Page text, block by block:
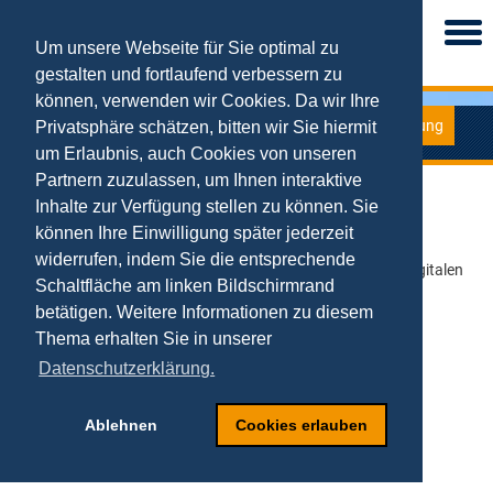
Um unsere Webseite für Sie optimal zu
gestalten und fortlaufend verbessern zu
können, verwenden wir Cookies. Da wir Ihre
Privatsphäre schätzen, bitten wir Sie hiermit
um Erlaubnis, auch Cookies von unseren
Partnern zuzulassen, um Ihnen interaktive
Inhalte zur Verfügung stellen zu können. Sie
können Ihre Einwilligung später jederzeit
widerrufen, indem Sie die entsprechende
Schaltfläche am linken Bildschirmrand
betätigen. Weitere Informationen zu diesem
Thema erhalten Sie in unserer
Datenschutzerklärung.
Ablehnen Cookies erlauben
Forschung
E-Business
Tobias Kollmann
Digital Business kompakt:
Grundlagen von Geschäftsmodellen und -prozesse in der Digitalen
Wirtschaft mit über 70 Fallbeispielen
ISBN: 978-3658372576
404 Seiten
Taschenbuch 37,99 €
Springer Gabler-Verlag, Wiesbaden 2022.